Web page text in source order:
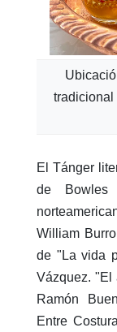
tradicional
El Tánger
de Bowles
William
de "La vida
Vázquez. "El
Ramón
Entre